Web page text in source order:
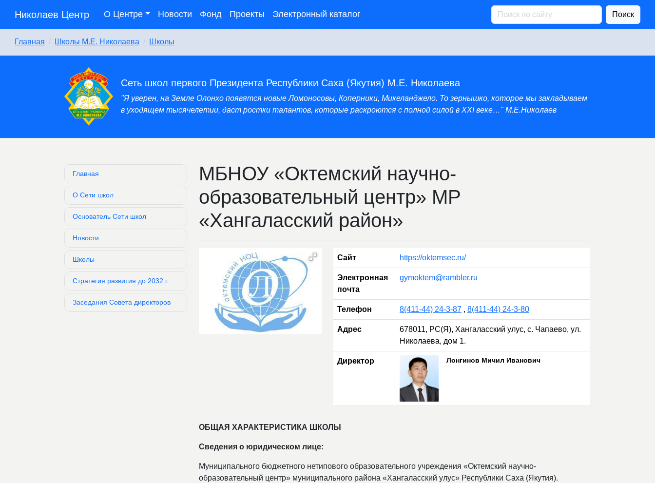
Николаев Центр О Центре Новости Фонд Проекты Электронный каталог Поиск
Главная Школы М.Е. Николаева Школы
Сеть школ первого Президента Республики Саха (Якутия) М.Е. Николаева
"Я уверен, на Земле Олонхо появятся новые Ломоносовы, Коперники, Микеланджело. То зернышко, которое мы закладываем
в уходящем тысячелетии, даст ростки талантов, которые раскроются с полной силой в XXI веке…" М.Е.Николаев
Главная
О Сети школ
Основатель Сети школ
Новости
Школы
Стратегия развития до 2032 г.
Заседания Совета директоров
МБНОУ «Октемский научно-
образовательный центр» МР
«Хангаласский район»
Сайт https://oktemsec.ru/
Электронная
почта
gymoktem@rambler.ru
Телефон 8(411-44) 24-3-87 , 8(411-44) 24-3-80
Адрес
678011, РС(Я), Хангаласский улус, с. Чапаево, ул.
Николаева, дом 1.
Директор Лонгинов Мичил Иванович
ОБЩАЯ ХАРАКТЕРИСТИКА ШКОЛЫ
Сведения о юридическом лице:
Муниципального бюджетного нетипового образовательного учреждения «Октемский научно-
образовательный центр» муниципального района «Хангаласский улус» Республики Саха (Якутия).